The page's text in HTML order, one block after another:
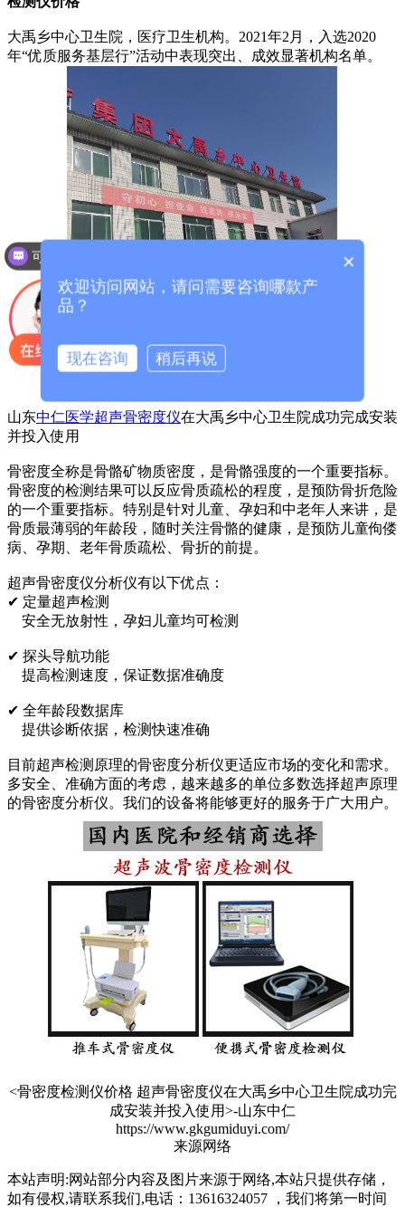
大禹乡中心卫生院，医疗卫生机构。2021年2月，入选2020
年“优质服务基层行”活动中表现突出、成效显著机构名单。
山东中仁医学超声骨密度仪在大禹乡中心卫生院成功完成安装
并投入使用
骨密度全称是骨骼矿物质密度，是骨骼强度的一个重要指标。
骨密度的检测结果可以反应骨质疏松的程度，是预防骨折危险
的一个重要指标。特别是针对儿童、孕妇和中老年人来讲，是
骨质最薄弱的年龄段，随时关注骨骼的健康，是预防儿童佝偻
病、孕期、老年骨质疏松、骨折的前提。
超声骨密度仪分析仪有以下优点：
✔ 定量超声检测
安全无放射性，孕妇儿童均可检测
✔ 探头导航功能
提高检测速度，保证数据准确度
✔ 全年龄段数据库
提供诊断依据，检测快速准确
目前超声检测原理的骨密度分析仪更适应市场的变化和需求。
多安全、准确方面的考虑，越来越多的单位多数选择超声原理
的骨密度分析仪。我们的设备将能够更好的服务于广大用户。
<骨密度检测仪价格 超声骨密度仪在大禹乡中心卫生院成功完
成安装并投入使用>-山东中仁
https://www.gkgumiduyi.com/
来源网络
本站声明:网站部分内容及图片来源于网络,本站只提供存储，
如有侵权,请联系我们,电话：13616324057 ，我们将第一时间
×
欢迎访问网站，请问需要咨询哪款产
品？
现在咨询 稍后再说